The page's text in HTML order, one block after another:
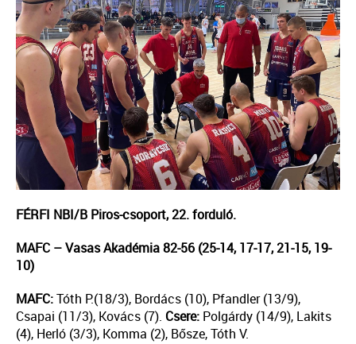
FÉRFI NBI/B Piros-csoport, 22. forduló.
MAFC – Vasas Akadémia 82-56 (25-14, 17-17, 21-15, 19-
10)
MAFC:Tóth P.(18/3), Bordács (10), Pfandler (13/9),
Csapai (11/3), Kovács (7). Csere: Polgárdy (14/9), Lakits
(4), Herló (3/3), Komma (2), Bősze, Tóth V.